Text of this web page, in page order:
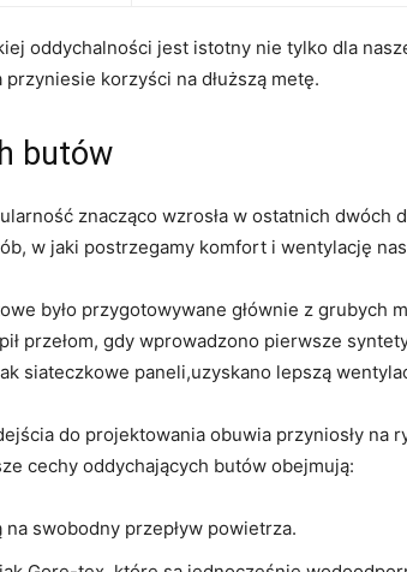
oddychalności jest istotny nie tylko dla
korzyści na dłuższą metę.
​butów
znacząco ​wzrosła w ​ostatnich dwóch​
w​ jaki postrzegamy​ komfort i wentylację
było‌ przygotowywane głównie z grubych
przełom, gdy‍ wprowadzono pierwsze
siateczkowe‌ paneli,uzyskano lepszą⁤
do ‍projektowania obuwia przyniosły
cechy​ oddychających butów obejmują:
na‍ swobodny przepływ‌ powietrza.